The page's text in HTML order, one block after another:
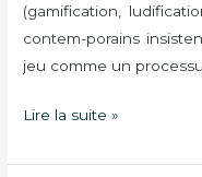
(gamification,
contem-porains
jeu comme un
Lire la suite »